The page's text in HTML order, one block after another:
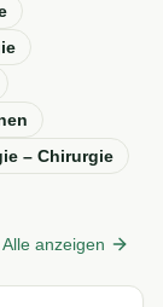
– Chirurgie
Alle anzeigen